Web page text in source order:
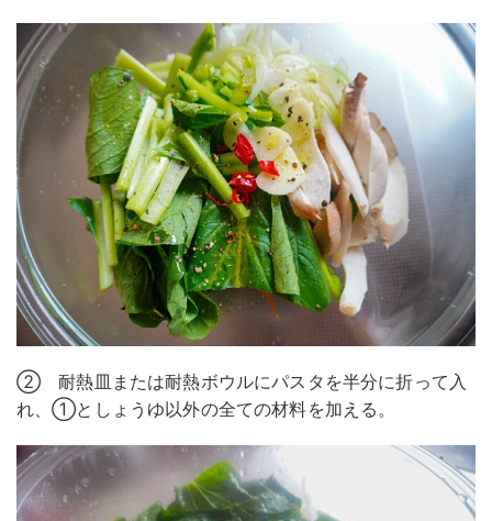
② 耐熱皿または耐熱ボウルにパスタを半分に折って入
れ、①としょうゆ以外の全ての材料を加える。